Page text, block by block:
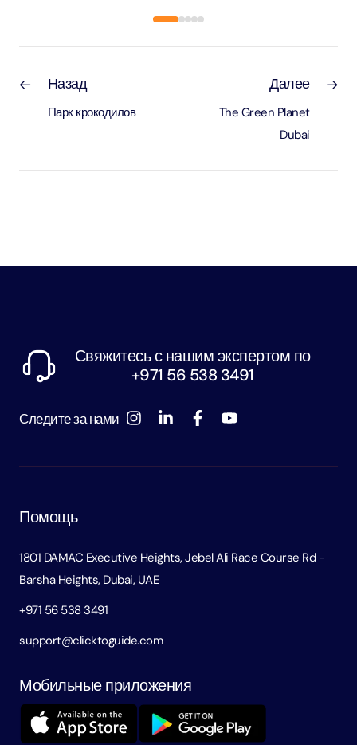
Назад
Парк крокодилов
Далее
The Green Planet
Dubai
Свяжитесь с нашим экспертом по
+971 56 538 3491
Следите за нами
Помощь
1801 DAMAC Executive Heights, Jebel Ali Race Course Rd -
Barsha Heights, Dubai, UAE
+971 56 538 3491
support@clicktoguide.com
Мобильные приложения